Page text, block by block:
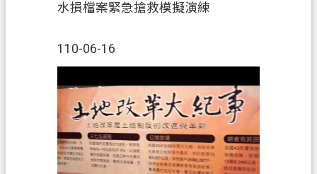
110-06-16
水損檔案緊急搶救模擬演練